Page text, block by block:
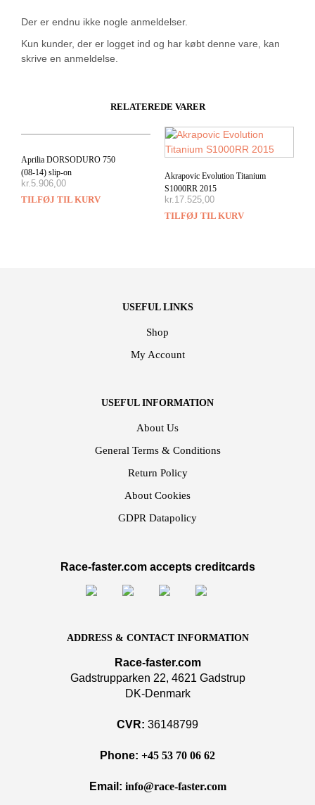
Der er endnu ikke nogle anmeldelser.
Kun kunder, der er logget ind og har købt denne vare, kan
skrive en anmeldelse.
RELATEREDE VARER
Aprilia DORSODURO 750
(08-14) slip-on
kr.5.906,00
TILFØJ TIL KURV
Akrapovic Evolution Titanium
S1000RR 2015
kr.17.525,00
TILFØJ TIL KURV
USEFUL LINKS
Shop
My Account
USEFUL INFORMATION
About Us
General Terms & Conditions
Return Policy
About Cookies
GDPR Datapolicy
Race-faster.com accepts creditcards
ADDRESS & CONTACT INFORMATION
Race-faster.com
Gadstrupparken 22, 4621 Gadstrup
DK-Denmark
CVR: 36148799
Phone: +45 53 70 06 62
Email: info@race-faster.com